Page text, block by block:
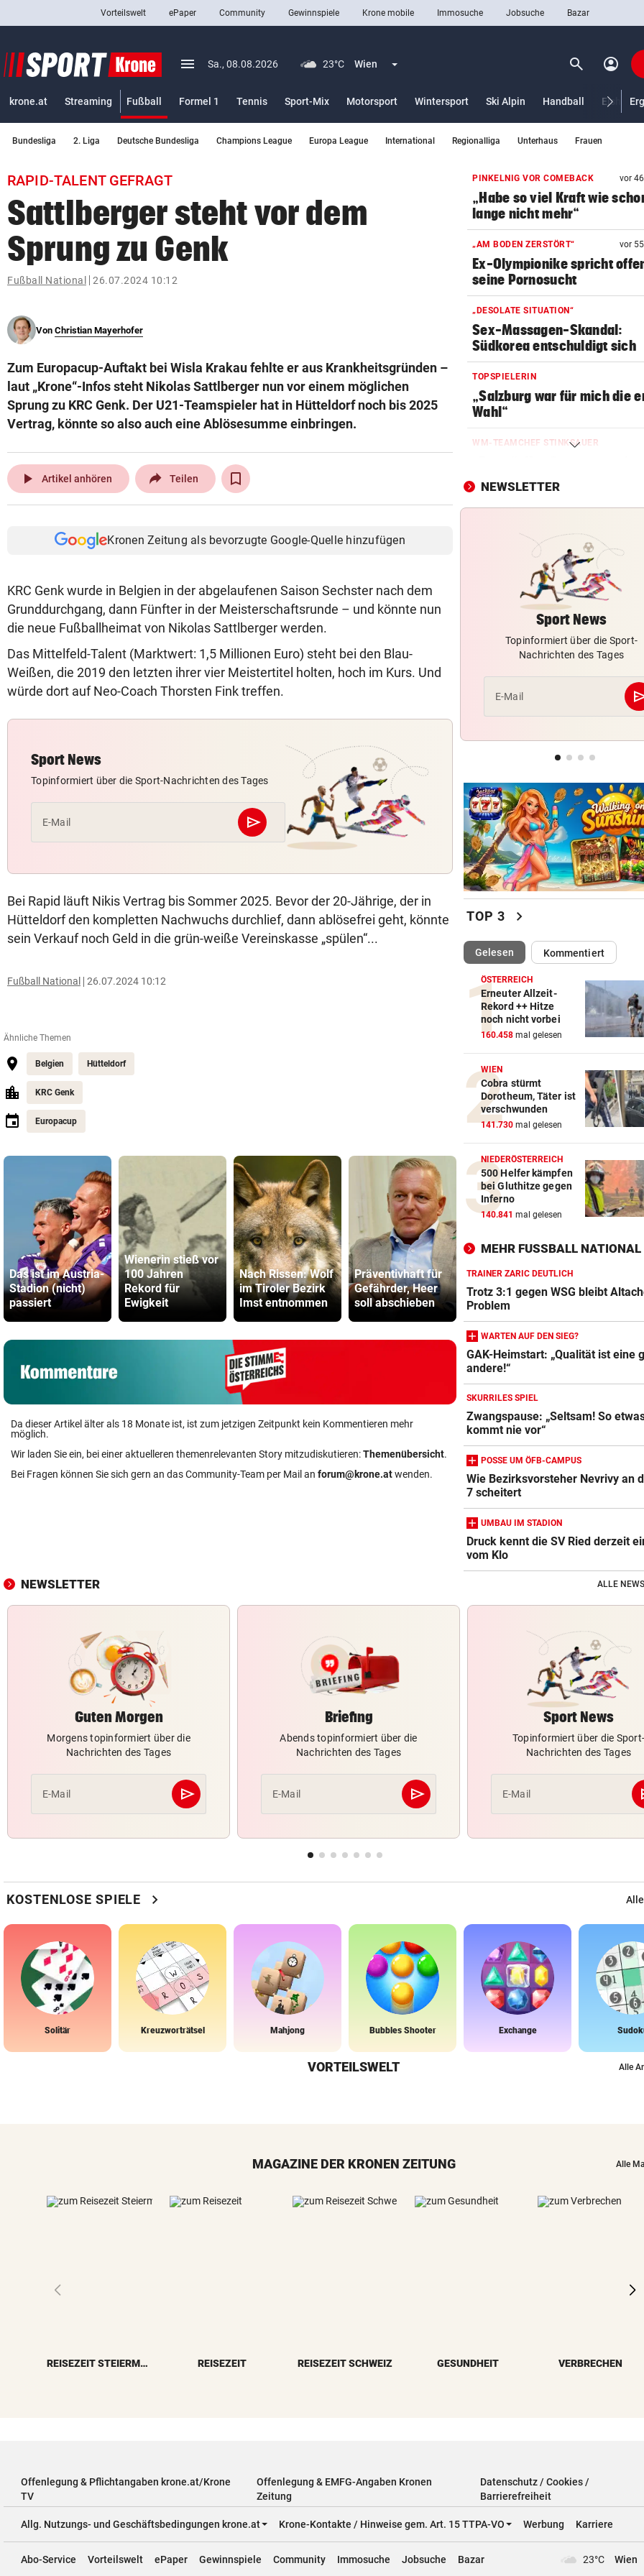
closeSchließen
Abonnieren
bookmark
search
Suchbegriff
eingeben
© Krone Multimedia GmbH & Co KG 2026
Vorteilswelt ePaper Community Gewinnspiele Krone mobile Immosuche Jobsuche Bazar
menu Menü aufklappen
Sa., 08.08.2026 23°C Wien Menü aufklappen search Suchen
account_circle
krone.at Streaming Fußball
Formel 1
Tennis Sport-Mix Motorsport Wintersport Ski Alpin Handball
Bundesliga 2. Liga Deutsche Bundesliga Champions League Europa League International Regionalliga Unterhaus Frauen
RAPID-TALENT GEFRAGT
Sattlberger steht vor dem
Sprung zu Genk
Fußball National 26.07.2024 10:12
Von Christian Mayerhofer
Zum Europacup-Auftakt bei Wisla Krakau fehlte er aus Krankheitsgründen –
laut „Krone“-Infos steht Nikolas Sattlberger nun vor einem möglichen
Sprung zu KRC Genk. Der U21-Teamspieler hat in Hütteldorf noch bis 2025
Vertrag, könnte so also auch eine Ablösesumme einbringen.
play_arrow Artikel anhören Teilen
Kronen Zeitung als bevorzugte Google-Quelle hinzufügen
KRC Genk wurde in Belgien in der abgelaufenen Saison Sechster nach dem
Grunddurchgang, dann Fünfter in der Meisterschaftsrunde – und könnte nun
die neue Fußballheimat von Nikolas Sattlberger werden.
Das Mittelfeld-Talent (Marktwert: 1,5 Millionen Euro) steht bei den Blau-
Weißen, die 2019 den letzten ihrer vier Meistertitel holten, hoch im Kurs. Und
würde dort auf Neo-Coach Thorsten Fink treffen.
Sport News
Topinformiert über die Sport-Nachrichten des Tages
E-Mail send
Abschicken
Bei Rapid läuft Nikis Vertrag bis Sommer 2025. Bevor der 20-Jährige, der in
Hütteldorf den kompletten Nachwuchs durchlief, dann ablösefrei geht, könnte
sein Verkauf noch Geld in die grün-weiße Vereinskasse „spülen“...
Fußball National 26.07.2024 10:12
Ähnliche Themen
Belgien Hütteldorf
KRC Genk
Europacup
Das ist im Austria-
Stadion (nicht)
passiert
Wienerin stieß vor
100 Jahren
Rekord für
Ewigkeit
Nach Rissen: Wolf
im Tiroler Bezirk
Imst entnommen
Präventivhaft für
Gefährder, Heer
soll abschieben
steigen von Linz
zu Abfangflügen
auf
Sager:
Da dieser Artikel älter als 18 Monate ist, ist zum jetzigen Zeitpunkt kein Kommentieren mehr
möglich.
Wir laden Sie ein, bei einer aktuelleren themenrelevanten Story mitzudiskutieren:Themenübersicht.
Bei Fragen können Sie sich gern an das Community-Team per Mail an forum@krone.atwenden.
PINKELNIG VOR COMEBACK vor
„Habe so viel Kraft wie
lange nicht mehr“
„AM BODEN ZERSTÖRT“ vor
Ex-Olympionike spricht
seine Pornosucht
„DESOLATE SITUATION“
Sex-Massagen-Skandal:
Südkorea entschuldigt sich
TOPSPIELERIN
„Salzburg war für mich die
Wahl“
WM-TEAMCHEF STINKSAUER
Verräter im Team?
TRAINER ZARIC DEUTLICH
Altachern ein Problem
WARTEN AUF DEN SIEG?
GAK-Heimstart: „Qualität ist
ganz andere!“
DRAMATISCHE VERLETZUNG
Bochum-Profi drohte nach
Bein zu verlieren
etwas kommt nie vor“
Rückschlag kam für
Colin“ im Zeitfahren
NEWSLETTER
Sport News
Topinformiert über die Sport-
Nachrichten des Tages
E-Mail
TOP 3 chevron_right
Gelesen(ausgewählt)Kommentiert
ÖSTERREICH
Erneuter Allzeit-
Rekord ++ Hitze
noch nicht vorbei
160.458 mal gelesen
WIEN
Cobra stürmt
Dorotheum, Täter ist
verschwunden
141.730 mal gelesen
NIEDERÖSTERREICH
500 Helfer kämpfen
bei Gluthitze gegen
Inferno
140.841 mal gelesen
MEHR FUSSBALL NATIONAL
TRAINER ZARIC DEUTLICH
Trotz 3:1 gegen WSG bleibt
Problem
WARTEN AUF DEN SIEG?
GAK-Heimstart: „Qualität ist eine
andere!“
SKURRILES SPIEL
Zwangspause: „Seltsam! So
kommt nie vor“
POSSE UM ÖFB-CAMPUS
Wie Bezirksvorsteher Nevrivy an
7 scheitert
UMBAU IM STADION
Druck kennt die SV Ried derzeit
vom Klo
NEWSLETTER ALLE
Guten Morgen
Morgens topinformiert über die
Nachrichten des Tages
E-Mail send
Abschicken
Briefing
Abends topinformiert über die
Nachrichten des Tages
E-Mail send
Abschicken
Sport News
Topinformiert über die Sport-
Nachrichten des Tages
E-Mail
KOSTENLOSE SPIELE chevron_right
Solitär Kreuzworträtsel Mahjong Bubbles Shooter Exchange
VORTEILSWELT Alle
MAGAZINE DER KRONEN ZEITUNG Alle
REISEZEIT STEIERMARK REISEZEIT REISEZEIT SCHWEIZ GESUNDHEIT VERBRECHEN
Offenlegung & Pflichtangaben krone.at/Krone
TV
Offenlegung & EMFG-Angaben Kronen
Zeitung
Datenschutz / Cookies /
Barrierefreiheit
Allg. Nutzungs- und Geschäftsbedingungen krone.at Krone-Kontakte / Hinweise gem. Art. 15 TTPA-VO Werbung Karriere
Abo-Service Vorteilswelt ePaper Gewinnspiele Community Immosuche Jobsuche Bazar 23°C Wien